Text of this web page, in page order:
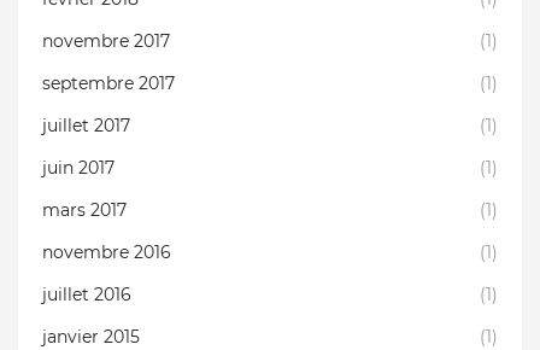
novembre 2017
(1)
septembre 2017
(1)
juillet 2017
(1)
juin 2017
(1)
mars 2017
(1)
novembre 2016
(1)
juillet 2016
(1)
janvier 2015
(1)